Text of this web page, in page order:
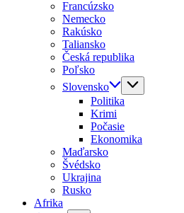
Francúzsko
Nemecko
Rakúsko
Taliansko
Česká republika
Poľsko
Slovensko
Politika
Krimi
Počasie
Ekonomika
Maďarsko
Švédsko
Ukrajina
Rusko
Afrika